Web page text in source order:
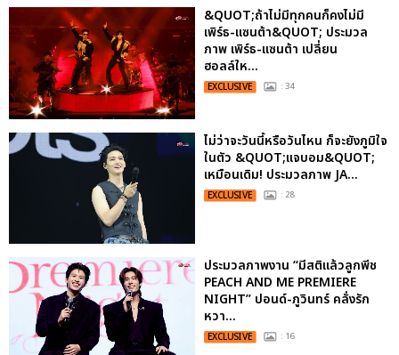
&QUOT;ถ้าไม่มีทุกคนก็คงไม่มี
เพิร์ธ-แซนต้า&QUOT; ประมวล
ภาพ เพิร์ธ-แซนต้า เปลี่ยน
ฮอลล์ให...
EXCLUSIVE : 34
ไม่ว่าจะวันนี้หรือวันไหน ก็จะยังภูมิใจ
ในตัว &QUOT;แจบอม&QUOT;
เหมือนเดิม! ประมวลภาพ JA...
EXCLUSIVE : 28
ประมวลภาพงาน “มีสติแล้วลูกพีช
PEACH AND ME PREMIERE
NIGHT” ปอนด์-ภูวินทร์ คลั่งรัก
หวา...
EXCLUSIVE : 16